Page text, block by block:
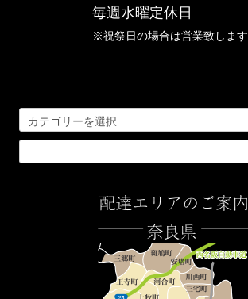
毎週水曜定休日
※祝祭日の場合は営業致します